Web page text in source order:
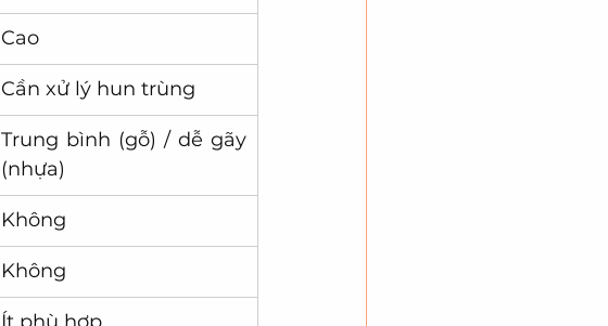
Cao
Cần xử lý hun trùng
Trung bình (gỗ) / dễ gãy
(nhựa)
Không
Không